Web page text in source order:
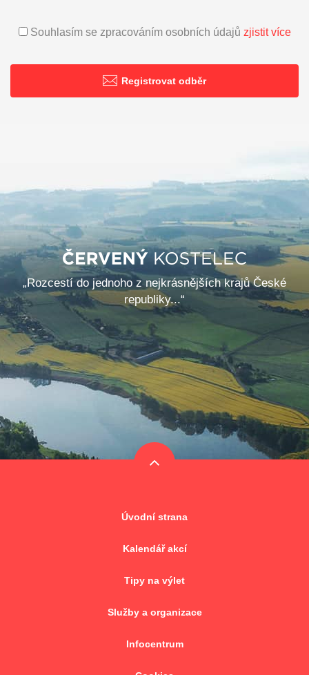
Souhlasím se zpracováním osobních údajů zjistit více
Registrovat odběr
„Rozcestí do jednoho z nejkrásnějších krajů České
republiky...“
Úvodní strana
Kalendář akcí
Tipy na výlet
Služby a organizace
Infocentrum